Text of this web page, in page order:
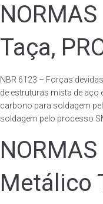
Taça,
NBR 6123 – Forças
de estruturas mista de aço
carbono para soldagem
soldagem pelo processo
Metálico